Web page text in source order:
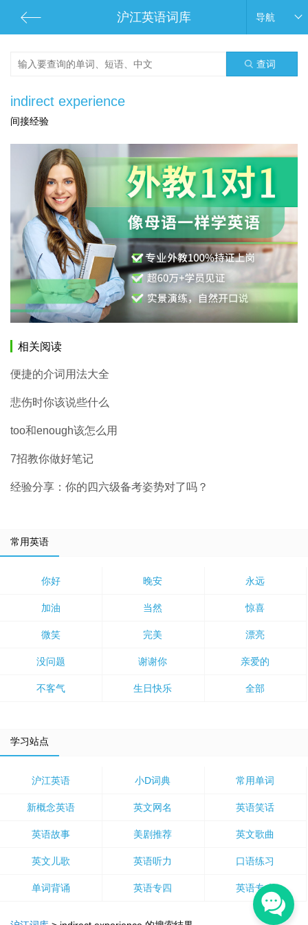
沪江英语词库 导航
查词
indirect experience
间接经验
相关阅读
便捷的介词用法大全
悲伤时你该说些什么
too和enough该怎么用
7招教你做好笔记
经验分享：你的四六级备考姿势对了吗？
常用英语
你好 晚安 永远
加油 当然 惊喜
微笑 完美 漂亮
没问题 谢谢你 亲爱的
不客气 生日快乐 全部
学习站点
沪江英语 小D词典 常用单词
新概念英语 英文网名 英语笑话
英语故事 美剧推荐 英文歌曲
英文儿歌 英语听力 口语练习
单词背诵 英语专四 英语专八